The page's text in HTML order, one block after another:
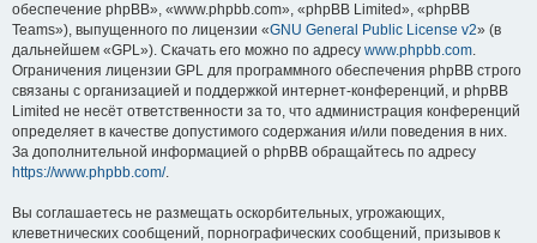
обеспечение phpBB», «www.phpbb.com», «phpBB Limited», «phpBB
Teams»), выпущенного по лицензии «GNU General Public License v2» (в
дальнейшем «GPL»). Скачать его можно по адресу www.phpbb.com.
Ограничения лицензии GPL для программного обеспечения phpBB строго
связаны с организацией и поддержкой интернет-конференций, и phpBB
Limited не несёт ответственности за то, что администрация конференций
определяет в качестве допустимого содержания и/или поведения в них.
За дополнительной информацией о phpBB обращайтесь по адресу
https://www.phpbb.com/.
Вы соглашаетесь не размещать оскорбительных, угрожающих,
клеветнических сообщений, порнографических сообщений, призывов к